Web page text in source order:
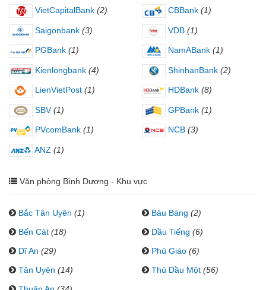
VietCapitalBank (2) CBBank (1)
Saigonbank (3) VDB (1)
PGBank (1) NamABank (1)
Kienlongbank (4) ShinhanBank (2)
LienVietPost (1) HDBank (8)
SBV (1) GPBank (1)
PVcomBank (1) NCB (3)
ANZ (1)
Văn phòng Bình Dương - Khu vực
Bắc Tân Uyên (1) Bàu Bàng (2)
Bến Cát (18) Dầu Tiếng (6)
Dĩ An (29) Phú Giáo (6)
Tân Uyên (14) Thủ Dầu Một (56)